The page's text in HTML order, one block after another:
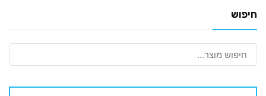
חיפוש